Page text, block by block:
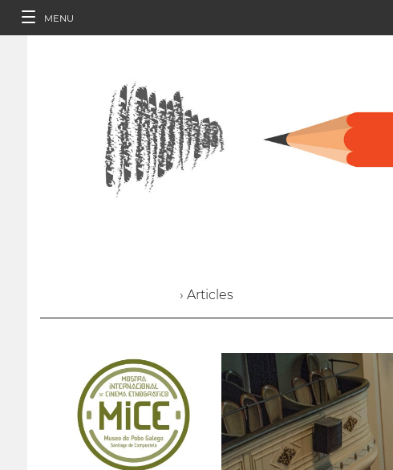
MENU
› Articles